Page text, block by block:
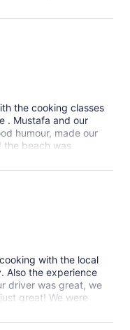
We made chapatti
Very tasty, an extra
into the cave, where
to the Rock, a
as in the
terrace. Finally, the
and sugar cane on
to be
the cooking classes
. Mustafa and our
humour, made our
the beach was
would have lunch
booked prior . So if
do book and keep in
the reggae beats was
with our guide being
need to look out for
time and good guide
with the local
Also the experience
driver was great, we
great! We were
to totally enjoy the